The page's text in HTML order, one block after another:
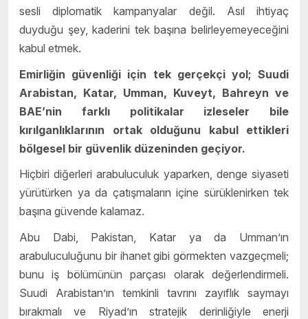
sesli diplomatik kampanyalar değil. Asıl ihtiyaç
duyduğu şey, kaderini tek başına belirleyemeyeceğini
kabul etmek.
Emirliğin güvenliği için tek gerçekçi yol; Suudi
Arabistan, Katar, Umman, Kuveyt, Bahreyn ve
BAE’nin farklı politikalar izleseler bile
kırılganlıklarının ortak olduğunu kabul ettikleri
bölgesel bir güvenlik düzeninden geçiyor.
Hiçbiri diğerleri arabuluculuk yaparken, denge siyaseti
yürütürken ya da çatışmaların içine sürüklenirken tek
başına güvende kalamaz.
Abu Dabi, Pakistan, Katar ya da Umman’ın
arabuluculuğunu bir ihanet gibi görmekten vazgeçmeli;
bunu iş bölümünün parçası olarak değerlendirmeli.
Suudi Arabistan’ın temkinli tavrını zayıflık saymayı
bırakmalı ve Riyad’ın stratejik derinliğiyle enerji